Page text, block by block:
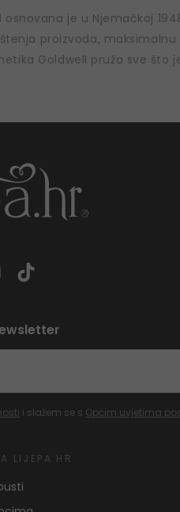
je u Njemačkoj
proizvoda,
Goldwell pruža sve što
i slažem se s Općim uvjetima
LIJEPA.HR